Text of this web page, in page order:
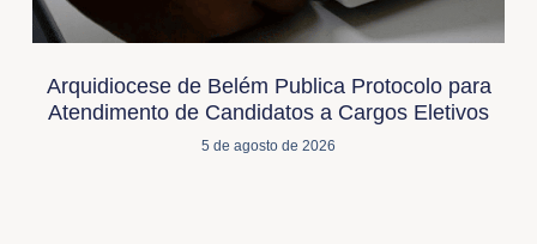
Arquidiocese de Belém Publica Protocolo para
Atendimento de Candidatos a Cargos Eletivos
5 de agosto de 2026